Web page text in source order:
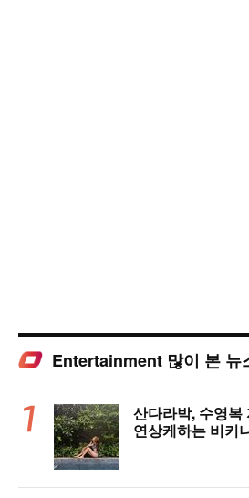
Entertainment 많이 본 뉴
산다라박, 수영복
연상케하는 비키